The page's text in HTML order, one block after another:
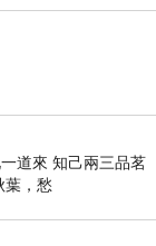
網站網址
index
道來 知己兩三品茗
葉，愁